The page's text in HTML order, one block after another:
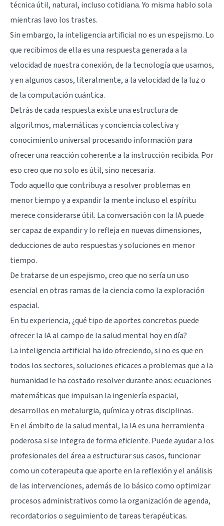
técnica útil, natural, incluso cotidiana. Yo misma hablo sola
mientras lavo los trastes.
Sin embargo, la inteligencia artificial no es un espejismo. Lo
que recibimos de ella es una respuesta generada a la
velocidad de nuestra conexión, de la tecnología que usamos,
y en algunos casos, literalmente, a la velocidad de la luz o
de la computación cuántica.
Detrás de cada respuesta existe una estructura de
algoritmos, matemáticas y conciencia colectiva y
conocimiento universal procesando información para
ofrecer una reacción coherente a la instrucción recibida. Por
eso creo que no solo es útil, sino necesaria.
Todo aquello que contribuya a resolver problemas en
menor tiempo y a expandir la mente incluso el espíritu
merece considerarse útil. La conversación con la IA puede
ser capaz de expandir y lo refleja en nuevas dimensiones,
deducciones de auto respuestas y soluciones en menor
tiempo.
De tratarse de un espejismo, creo que no sería un uso
esencial en otras ramas de la ciencia como la exploración
espacial.
En tu experiencia, ¿qué tipo de aportes concretos puede
ofrecer la IA al campo de la salud mental hoy en día?
La inteligencia artificial ha ido ofreciendo, si no es que en
todos los sectores, soluciones eficaces a problemas que a la
humanidad le ha costado resolver durante años: ecuaciones
matemáticas que impulsan la ingeniería espacial,
desarrollos en metalurgia, química y otras disciplinas.
En el ámbito de la salud mental, la IA es una herramienta
poderosa si se integra de forma eficiente. Puede ayudar a los
profesionales del área a estructurar sus casos, funcionar
como un coterapeuta que aporte en la reflexión y el análisis
de las intervenciones, además de lo básico como optimizar
procesos administrativos como la organización de agenda,
recordatorios o seguimiento de tareas terapéuticas.